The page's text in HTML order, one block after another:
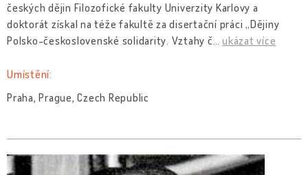
českých dějin Filozofické fakulty Univerzity Karlovy a
doktorát získal na téže fakultě za disertační práci „Dějiny
Polsko-československé solidarity. Vztahy č… ukázat více
Umístění:
Praha, Prague, Czech Republic